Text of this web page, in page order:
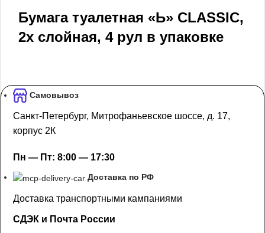
Бумага туалетная «Ь» CLASSIC,
2х слойная, 4 рул в упаковке
Самовывоз
Санкт-Петербург, Митрофаньевское шоссе, д. 17,
корпус 2К
Пн — Пт: 8:00 — 17:30
Доставка по РФ
Доставка транспортными кампаниями
СДЭК и Почта России